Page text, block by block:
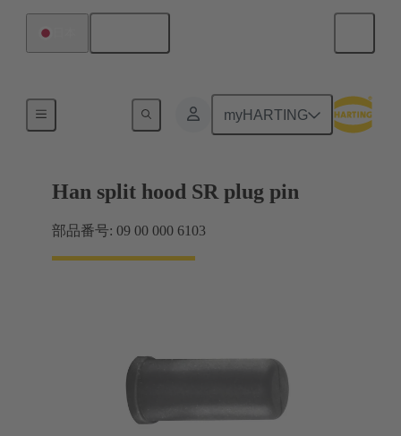
myHARTING
Han split hood SR plug pin
部品番号: 09 00 000 6103